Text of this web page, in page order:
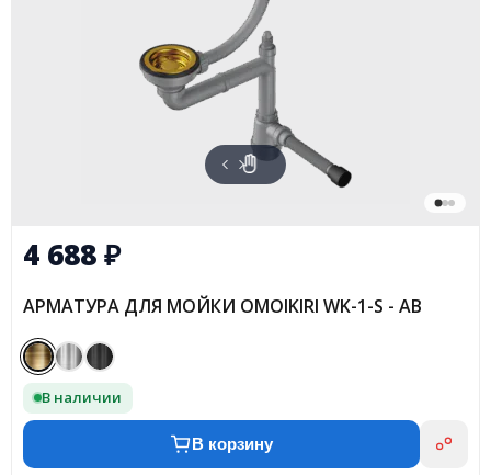
4 688₽
АРМАТУРА ДЛЯ МОЙКИ OMOIKIRI WK-1-S - AB
В наличии
В корзину